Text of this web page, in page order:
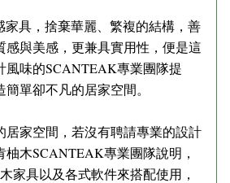
家具，捨棄華麗、繁複的結構，善
與美感，更兼具實用性，便是這
風味的SCANTEAK專業團隊提
單卻不凡的居家空間。
家空間，若沒有聘請專業的設計
木SCANTEAK專業團隊說明，
家具以及各式軟件來搭配使用，